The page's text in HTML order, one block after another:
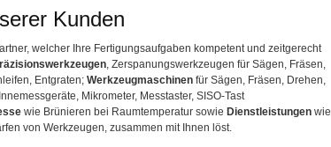
Kunden
welcher Ihre Fertigungsaufgaben kompetent und zeitgerecht
, Zerspanungswerkzeugen für Sägen, Fräsen,
Entgraten; Werkzeugmaschinen für Sägen, Fräsen, Drehen,
Mikrometer, Messtaster, SISO-Tast
wie Brünieren bei Raumtemperatur sowie Dienstleistungen wie
von Werkzeugen, zusammen mit Ihnen löst.